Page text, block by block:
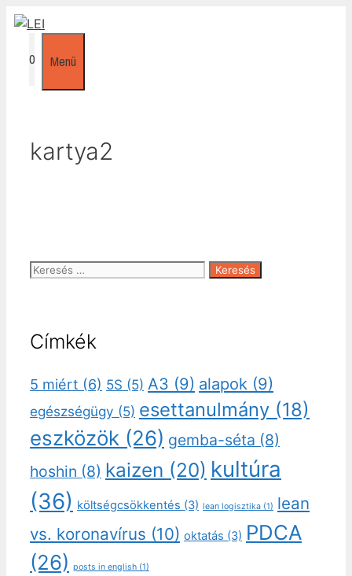
Kilépés
tartalomba
0 Menü
kartya2
Keresés:
Címkék
5 miért (6) 5S (5) A3 (9) alapok (9)
egészségügy (5) esettanulmány (18)
eszközök (26) gemba-séta (8)
hoshin (8) kaizen (20) kultúra
(36) költségcsökkentés (3) lean logisztika (1) lean
vs. koronavírus (10) oktatás (3) PDCA
(26) posts in english (1)